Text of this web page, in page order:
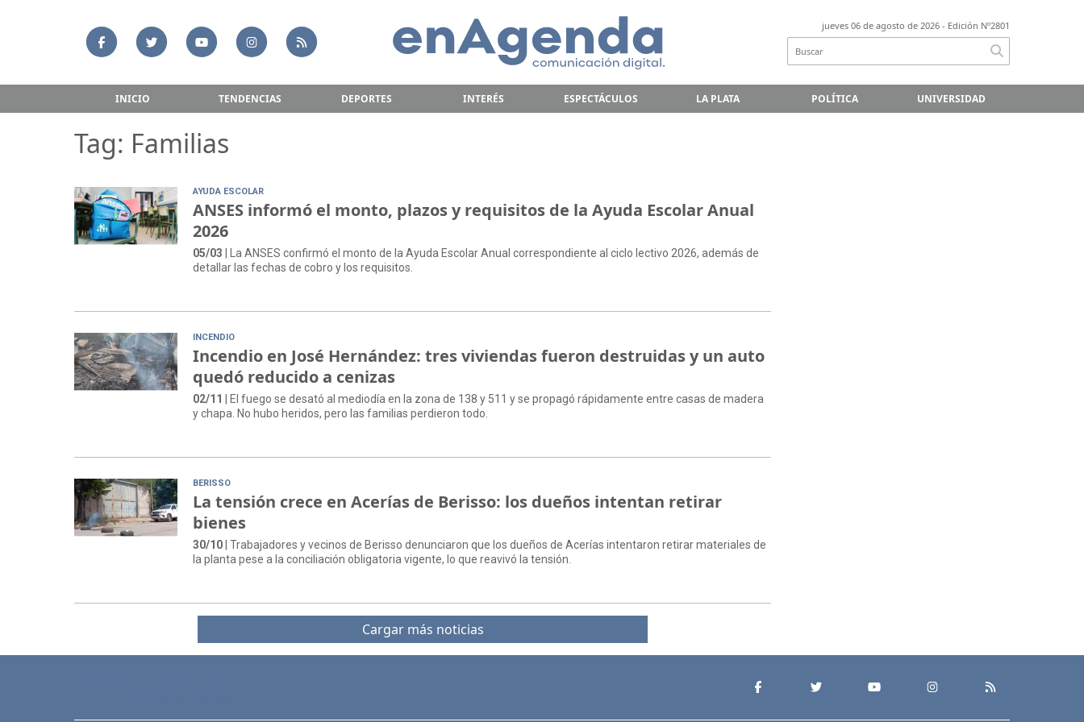
jueves 06 de agosto de 2026 - Edición Nº2801
INICIO TENDENCIAS DEPORTES INTERÉS ESPECTÁCULOS LA PLATA POLÍTICA UNIVERSIDAD
Tag: Familias
AYUDA ESCOLAR
ANSES informó el monto, plazos y requisitos de la Ayuda Escolar Anual
2026
05/03 | La ANSES confirmó el monto de la Ayuda Escolar Anual correspondiente al ciclo lectivo 2026, además de
detallar las fechas de cobro y los requisitos.
INCENDIO
Incendio en José Hernández: tres viviendas fueron destruidas y un auto
quedó reducido a cenizas
02/11
| El fuego se desató al mediodía en la zona de 138 y 511 y se propagó rápidamente entre casas de madera
y chapa. No hubo heridos, pero las familias perdieron todo.
BERISSO
La tensión crece en Acerías de Berisso: los dueños intentan retirar
bienes
30/10 | Trabajadores y vecinos de Berisso denunciaron que los dueños de Acerías intentaron retirar materiales de
la planta pese a la conciliación obligatoria vigente, lo que reavivó la tensión.
Cargar más noticias